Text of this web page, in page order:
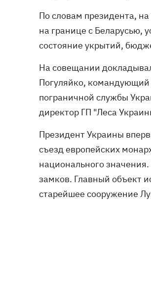
По словам президента,
на границе с Беларусью,
состояние укрытий,
На совещании
Погуляйко,
пограничной службы
директор ГП "Леса
Президент Украины
съезд европейских
национального
замков. Главный объект
старейшее сооружение